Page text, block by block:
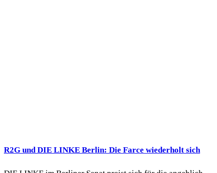
R2G und DIE LINKE Berlin: Die Farce wiederholt sich